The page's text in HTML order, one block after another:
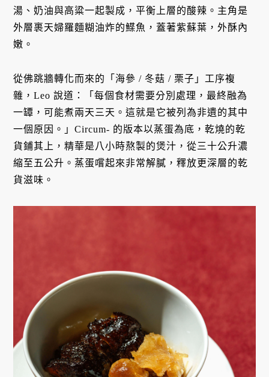
湯、奶油與高粱一起製成，平衡上層的酸辣。主角是
外層裹天婦羅麵糊油炸的鰈魚，蓋著紫蘇葉，外酥內
嫩。
從佛跳牆轉化而來的「海參 / 冬菇 / 栗子」工序複
雜，Leo 說道：「每個食材需要分別處理，最終融為
一罈，可能煮兩天三天。這就是它被列為非遺的其中
一個原因。」Circum- 的版本以蒸蛋為底，乾燒的乾
貨鋪其上，精華是八小時熬製的煲汁，從三十公升濃
縮至五公升。蒸蛋嚐起來非常解膩，釋放更深層的乾
貨滋味。